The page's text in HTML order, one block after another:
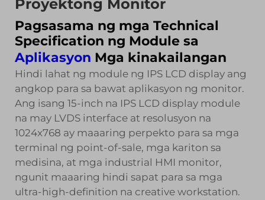
Proyektong Monitor
Pagsasama ng mga Technical
Specification ng Module sa
Aplikasyon Mga kinakailangan
Hindi lahat ng module ng IPS LCD display ang
angkop para sa bawat aplikasyon ng monitor.
Ang isang 15-inch na IPS LCD display module
na may LVDS interface at resolusyon na
1024x768 ay maaaring perpekto para sa mga
terminal ng point-of-sale, mga kariton sa
medisina, at mga industrial HMI monitor,
ngunit maaaring hindi sapat para sa mga
ultra-high-definition na creative workstation.